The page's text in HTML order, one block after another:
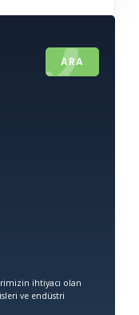
ARA
ihtiyacı olan
ve endüstri